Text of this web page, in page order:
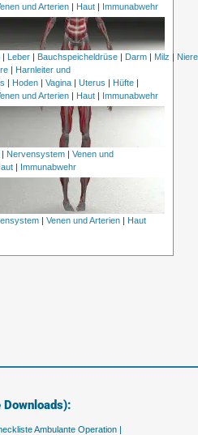
und Arterien Haut Immunabwehr
| Leber| Bauchspeicheldrüse| Darm| Milz
|
Harnleiter und
Hoden| Vagina| Uterus Hüfte|
und Arterien Haut Immunabwehr
| Nervensystem | Venen und
| Immunabwehr
| Venen und Arterien| Haut
Ambulante Operation |